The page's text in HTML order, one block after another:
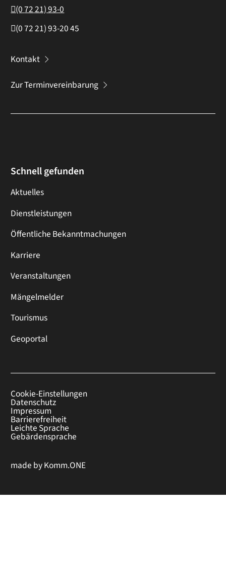
(07221) 93-0
(07221) 93-2045
Kontakt
Zur Terminvereinbarung
Schnell gefunden
Aktuelles
Dienstleistungen
Öffentliche Bekanntmachungen
Karriere
Veranstaltungen
Mängelmelder
Tourismus
Geoportal
Cookie-Einstellungen
Datenschutz
Impressum
Barrierefreiheit
Leichte Sprache
Gebärdensprache
made byKomm.ONE